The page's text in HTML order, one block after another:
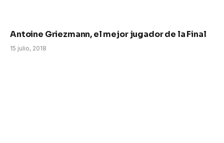
Antoine Griezmann, el mejor jugador de la Final
15 julio, 2018